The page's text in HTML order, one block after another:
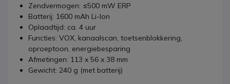
Zendvermogen: ≤500 mW ERP
Batterij: 1600 mAh Li-Ion
Oplaadtijd: ca. 4 uur
Functies: VOX, kanaalscan, toetsenblokkering,
oproeptoon, energiebesparing
Afmetingen: 113 x 56 x 38 mm
Gewicht: 240 g (met batterij)